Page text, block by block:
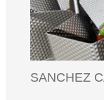
SANCHEZ